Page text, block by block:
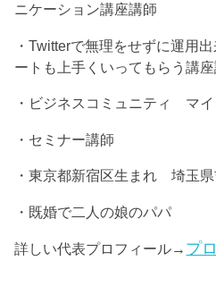
ニケーション講座講師
・Twitterで無理をせずに運用
ートも上手くいってもらう講
・ビジネスコミュニティ マ
・セミナー講師
・東京都新宿区生まれ 埼玉
・既婚で二人の娘のパパ
詳しい代表プロフィール→ プ